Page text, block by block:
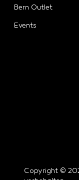
Bern Outlet
Events
Copyright ©